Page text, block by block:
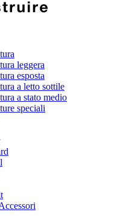
leggera
esposta
a letto sottile
a stato medio
speciali